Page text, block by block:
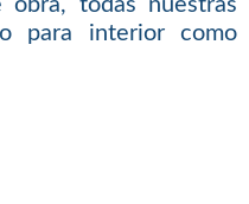
obra, todas nuestras
para interior como